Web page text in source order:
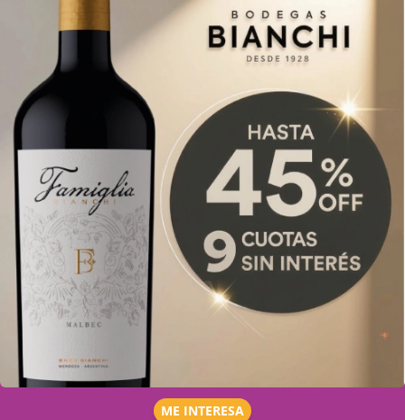
ME INTERESA